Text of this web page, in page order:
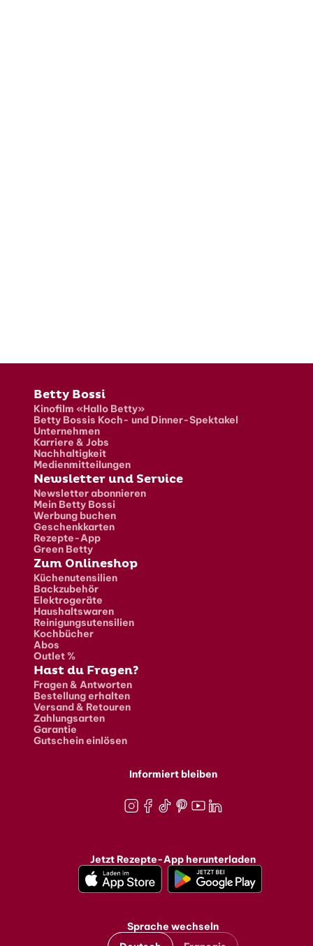
Fusszeile
Betty Bossi
Kinofilm «Hallo Betty»
Betty Bossis Koch- und Dinner-Spektakel
Unternehmen
Karriere & Jobs
Nachhaltigkeit
Medienmitteilungen
Newsletter und Service
Newsletter abonnieren
Mein Betty Bossi
Werbung buchen
Geschenkkarten
Rezepte-App
Green Betty
Zum Onlineshop
Küchenutensilien
Backzubehör
Elektrogeräte
Haushaltswaren
Reinigungsutensilien
Kochbücher
Abos
Outlet %
Hast du Fragen?
Fragen & Antworten
Bestellung erhalten
Versand & Retouren
Zahlungsarten
Garantie
Gutschein einlösen
Informiert bleiben
Jetzt Rezepte-App herunterladen
Sprache wechseln